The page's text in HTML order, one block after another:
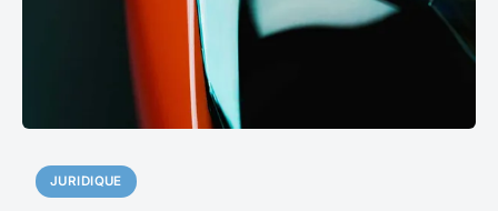
JURIDIQUE